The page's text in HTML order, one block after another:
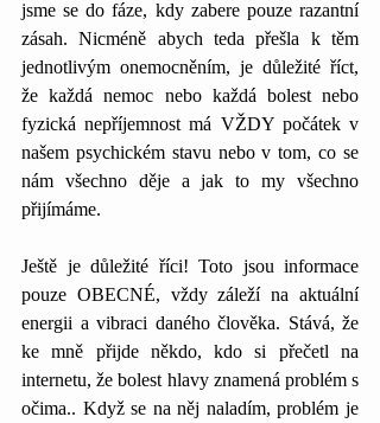
jsme se do fáze, kdy zabere pouze razantní
zásah. Nicméně abych teda přešla k těm
jednotlivým onemocněním, je důležité říct,
že každá nemoc nebo každá bolest nebo
fyzická nepříjemnost má VŽDY počátek v
našem psychickém stavu nebo v tom, co se
nám všechno děje a jak to my všechno
přijímáme.
Ještě je důležité říci! Toto jsou informace
pouze OBECNÉ, vždy záleží na aktuální
energii a vibraci daného člověka. Stává, že
ke mně přijde někdo, kdo si přečetl na
internetu, že bolest hlavy znamená problém s
očima.. Když se na něj naladím, problém je